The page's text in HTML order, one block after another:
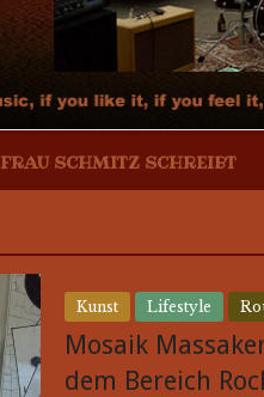
FRAU SCHMITZ SCHREIBT
Kunst Lifestyle
Mosaik
dem Bereich